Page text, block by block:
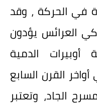
في الحركة ، وقد
العرائس يؤدون
الدمية
القرن السابع
الجاد، وتعتبر